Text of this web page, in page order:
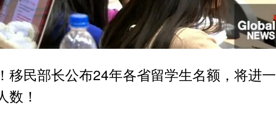
移民部长公布24年各省留学生名额，将进一
数！